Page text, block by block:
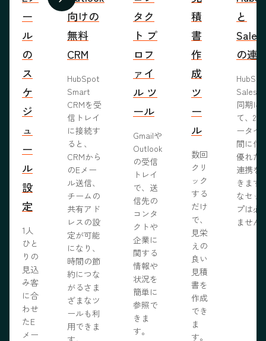
ー
ル
の
ス
ケ
ジ
ュ
ー
ル
設
定
1人
ひと
りの
見込
み客
に合
わせ
たE
メー
向けの
無料
CRM
HubSpot
Smart
CRMを受
信トレイ
に接続す
ると、
CRMから
のEメー
ル送信、
チームの
共有アド
レスの設
定が可能
になり、
時間の節
約につな
がるさま
ざまなツ
ールも利
用できま
タク
ト プ
ロフ
ァイ
ル ツ
ール
Gmailや
Outlook
の受信
トレイ
で、送
信先の
コンタ
クトや
企業に
関する
情報や
状況を
簡単に
参照で
きま
す。
積
書
作
成
ツ
ー
ル
数回
クリ
ック
する
だけ
で、
見栄
えの
良い
見積
書を
作成
でき
ま
す。
と
の連
同期に
て、2
ータベ
間に信
優れた
連携を
きます
なセッ
プは必
ません